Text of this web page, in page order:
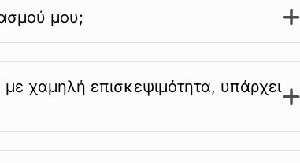
μου;
με χαμηλή επισκεψιμότητα, υπάρχει